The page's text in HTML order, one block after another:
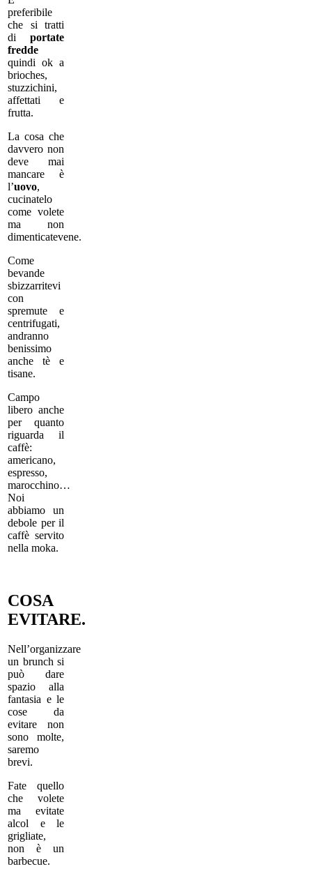
preferibile
che si tratti
di portate
fredde
quindi ok a
brioches,
stuzzichini,
affettati e
frutta.
La cosa che
davvero non
deve mai
mancare è
l’uovo,
cucinatelo
come volete
ma non
dimenticatevene.
Come
bevande
sbizzarritevi
con
spremute e
centrifugati,
andranno
benissimo
anche tè e
tisane.
Campo
libero anche
per quanto
riguarda il
caffè:
americano,
espresso,
marocchino…
Noi
abbiamo un
debole per il
caffè servito
nella moka.
COSA
EVITARE.
Nell’organizzare
un brunch si
può dare
spazio alla
fantasia e le
cose da
evitare non
sono molte,
saremo
brevi.
Fate quello
che volete
ma evitate
alcol e le
grigliate,
non è un
barbecue.